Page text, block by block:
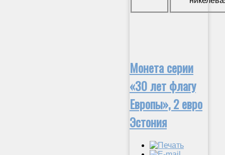
Монета серии
«30 лет флагу
Европы», 2 евро
Эстония